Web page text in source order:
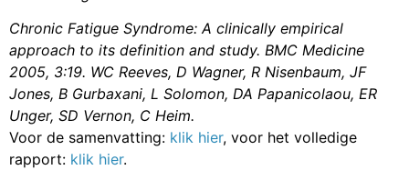
Chronic Fatigue Syndrome:A clinically empirical
approach to its definition and study. BMC Medicine
2005, 3:19. WC Reeves, D Wagner, R Nisenbaum, JF
Jones, B Gurbaxani, L Solomon, DA Papanicolaou, ER
Unger, SD Vernon, C Heim.
Voor de samenvatting: klik hier, voor het volledige
rapport: klik hier.